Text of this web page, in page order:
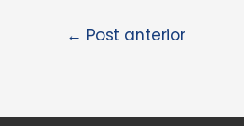
← Post anterior